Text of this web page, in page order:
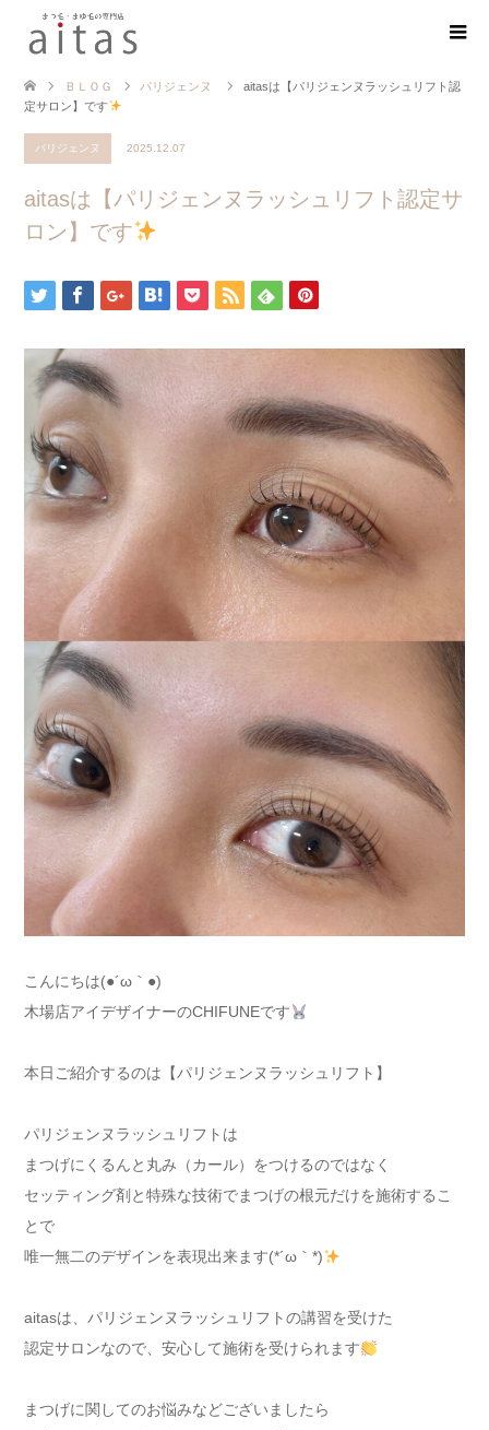
ＢＬＯＧ パリジェンヌ
aitasは【パリジェンヌラッシュリフト認
定サロン】です
パリジェンヌ 2025.12.07
aitasは【パリジェンヌラッシュリフト認定サ
ロン】です
こんにちは(●´ω｀●)
木場店アイデザイナーのCHIFUNEです
本日ご紹介するのは【パリジェンヌラッシュリフト】
パリジェンヌラッシュリフトは
まつげにくるんと丸み（カール）をつけるのではなく
セッティング剤と特殊な技術でまつげの根元だけを施術するこ
とで
唯一無二のデザインを表現出来ます(*´ω｀*)
aitasは、パリジェンヌラッシュリフトの講習を受けた
認定サロンなので、安心して施術を受けられます
まつげに関してのお悩みなどございましたら